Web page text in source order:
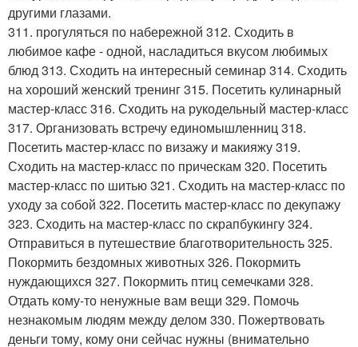
другими глазами.
311. прогуляться по набережной 312. Сходить в
любимое кафе - одной, насладиться вкусом любимых
блюд 313. Сходить на интересный семинар 314. Сходить
на хороший женский тренинг 315. Посетить кулинарный
мастер-класс 316. Сходить на рукодельный мастер-класс
317. Организовать встречу единомышленниц 318.
Посетить мастер-класс по визажу и макияжу 319.
Сходить на мастер-класс по прическам 320. Посетить
мастер-класс по шитью 321. Сходить на мастер-класс по
уходу за собой 322. Посетить мастер-класс по декупажу
323. Сходить на мастер-класс по скрапбукингу 324.
Отправиться в путешествие благотворительность 325.
Покормить бездомных животных 326. Покормить
нуждающихся 327. Покормить птиц семечками 328.
Отдать кому-то ненужные вам вещи 329. Помочь
незнакомым людям между делом 330. Пожертвовать
деньги тому, кому они сейчас нужны (внимательно